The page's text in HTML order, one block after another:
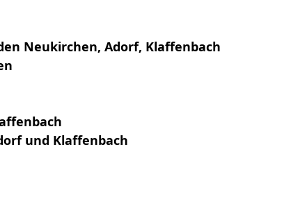
Neukirchen, Adorf, Klaffenbach
und Klaffenbach